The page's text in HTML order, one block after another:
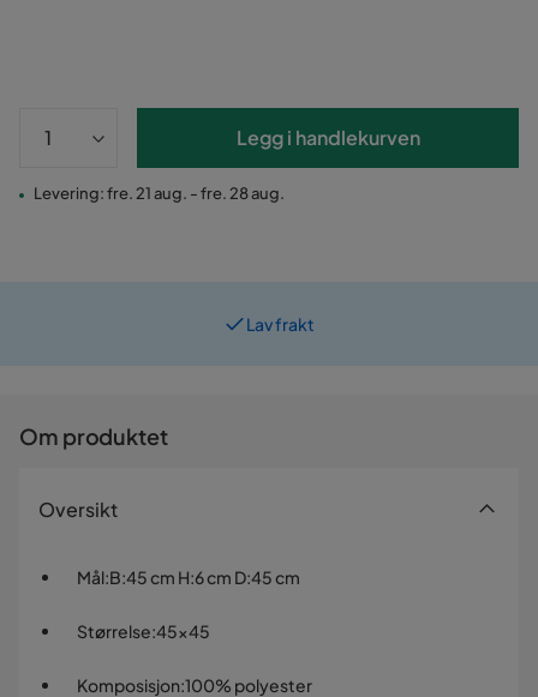
Legg i handlekurven
Levering: fre. 21 aug. - fre. 28 aug.
Prismatch
Om produktet
Oversikt
Mål:B:45 cm H:6 cm D:45 cm
Størrelse:45x45
Komposisjon:100% polyester